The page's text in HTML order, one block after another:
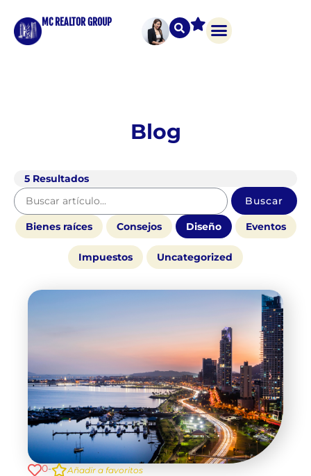
MC REALTOR GROUP
Blog
5 Resultados
Buscar
Bienes raíces Consejos Diseño Eventos
Impuestos Uncategorized
0- Añadir a favoritos